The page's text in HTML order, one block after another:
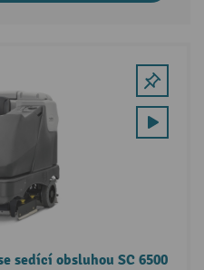
sedící obsluhou SC 6500